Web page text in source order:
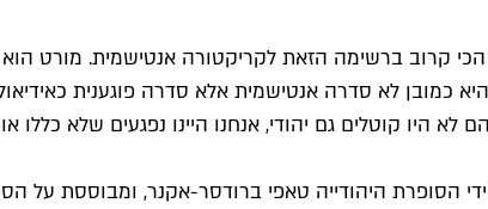
קרוב ברשימה הזאת לקריקטורה אנטישמית. מורט
כמובן לא סדרה אנטישמית אלא סדרה פוגענית
קוטלים גם יהודי, אנחנו היינו נפגעים שלא כללו
הסופרת היהודייה טאפי ברודסר-אקנר, ומבוססת על